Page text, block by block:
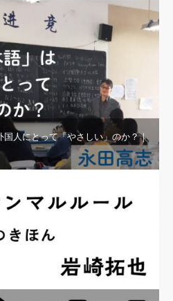
国人にとって「やさしい」のか？｜